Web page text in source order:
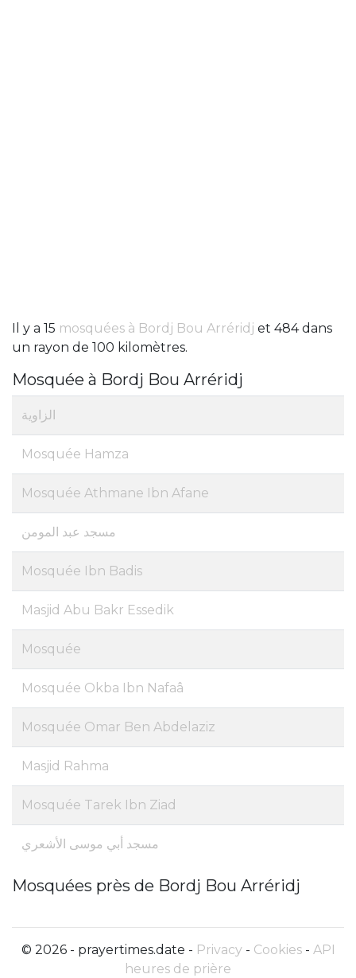
Il y a 15 mosquées à Bordj Bou Arréridj et 484 dans
un rayon de 100 kilomètres.
Mosquée à Bordj Bou Arréridj
الزاوية
Mosquée Hamza
Mosquée Athmane Ibn Afane
مسجد عبد المومن
Mosquée Ibn Badis
Masjid Abu Bakr Essedik
Mosquée
Mosquée Okba Ibn Nafaâ
Mosquée Omar Ben Abdelaziz
Masjid Rahma
Mosquée Tarek Ibn Ziad
مسجد أبي موسى الأشعري
Mosquées près de Bordj Bou Arréridj
© 2026 - prayertimes.date - Privacy- Cookies- API
heures de prière